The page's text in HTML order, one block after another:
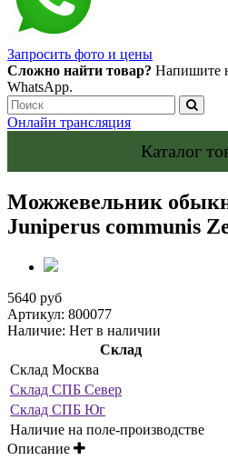
Запросить фото и цены
Сложно найти товар? Напишите
WhatsApp.
Онлайн трансляция
Каталог
Можжевельник
Juniperus communis
5640 руб
Артикул: 800077
Наличие: Нет в наличии
Склад
Склад Москва
Склад СПБ Север
Склад СПБ Юг
Наличие на поле-производстве
Описание